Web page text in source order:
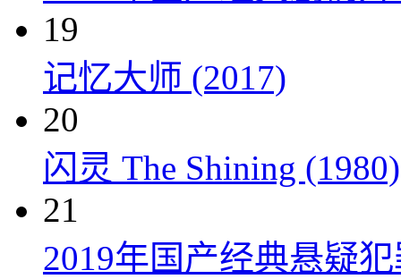
19
记忆大师 (2017)
20
闪灵 The Shining (1980)
21
2019年国产经典悬疑